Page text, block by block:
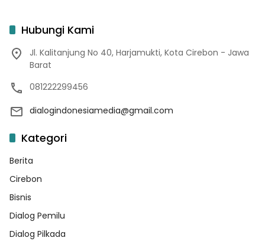
Hubungi Kami
Jl. Kalitanjung No 40, Harjamukti, Kota Cirebon - Jawa
Barat
081222299456
dialogindonesiamedia@gmail.com
Kategori
Berita
Cirebon
Bisnis
Dialog Pemilu
Dialog Pilkada